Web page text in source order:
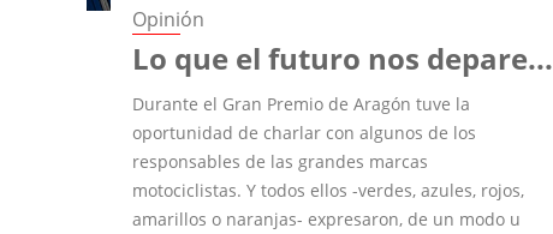
Opinión
Lo que el futuro nos depare...
Durante el Gran Premio de Aragón tuve la
oportunidad de charlar con algunos de los
responsables de las grandes marcas
motociclistas. Y todos ellos -verdes, azules, rojos,
amarillos o naranjas- expresaron, de un modo u